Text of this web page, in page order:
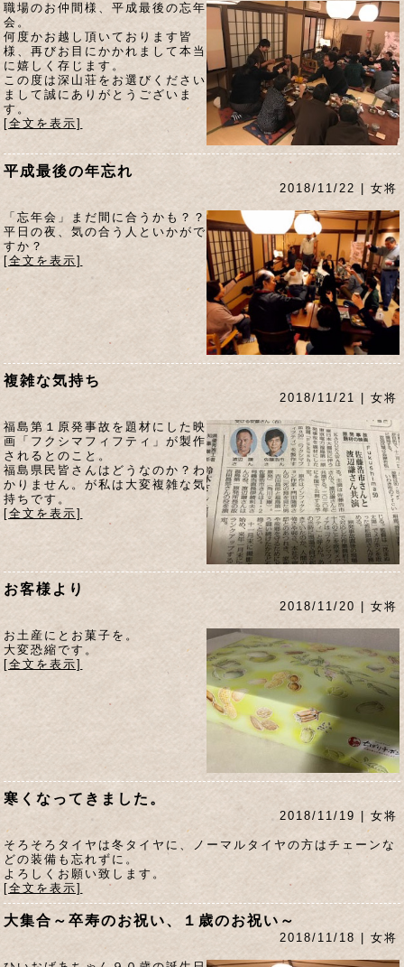
職場のお仲間様、平成最後の忘年
会。
何度かお越し頂いております皆
様、再びお目にかかれまして本当
に嬉しく存じます。
この度は深山荘をお選びください
まして誠にありがとうございま
す。
[全文を表示]
平成最後の年忘れ
2018/11/22 | 女将
「忘年会」まだ間に合うかも？？
平日の夜、気の合う人といかがで
すか？
[全文を表示]
複雑な気持ち
2018/11/21 | 女将
福島第１原発事故を題材にした映
画「フクシマフィフティ」が製作
されるとのこと。
福島県民皆さんはどうなのか？わ
かりません。が私は大変複雑な気
持ちです。
[全文を表示]
お客様より
2018/11/20 | 女将
お土産にとお菓子を。
大変恐縮です。
[全文を表示]
寒くなってきました。
2018/11/19 | 女将
そろそろタイヤは冬タイヤに、ノーマルタイヤの方はチェーンな
どの装備も忘れずに。
よろしくお願い致します。
[全文を表示]
大集合～卒寿のお祝い、１歳のお祝い～
2018/11/18 | 女将